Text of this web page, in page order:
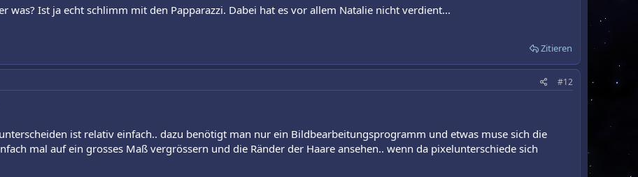
was? Ist ja echt schlimm mit den Papparazzi. Dabei hat es vor allem Natalie nicht verdient...
Zitieren
#12
ist relativ einfach.. dazu benötigt man nur ein Bildbearbeitungsprogramm und etwas muse sich die
mal auf ein grosses Maß vergrössern und die Ränder der Haare ansehen.. wenn da pixelunterschiede sich